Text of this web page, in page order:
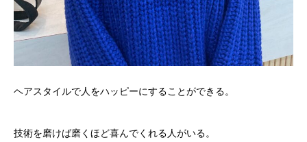
ヘアスタイルで人をハッピーにすることができる。
技術を磨けば磨くほど喜んでくれる人がいる。